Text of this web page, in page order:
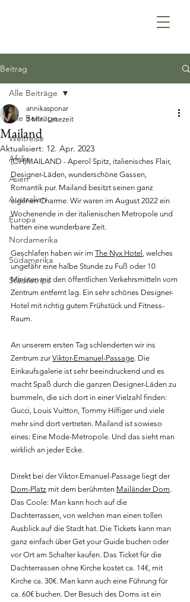
Beitrag
Alle Beiträge
Weltreise
Afrika
Asien
Australien
Europa
Nordamerika
Südamerika
Städtetrips
Alle Beiträge
Mailand
annikasponar
3 Min. Lesezeit
Aktualisiert: 12. Apr. 2023
(OH)MAILAND - Aperol Spitz, italienisches Flair,
Designer-Läden, wunderschöne Gassen,
Romantik pur. Mailand besitzt seinen ganz
eigenen Charme. Wir waren im August 2022 ein
Wochenende in der italienischen Metropole und
hatten eine wunderbare Zeit.
Geschlafen haben wir im The Nyx Hotel , welches
ungefähr eine halbe Stunde zu Fuß oder 10
Minuten mit den öffentlichen Verkehrsmitteln vom
Zentrum entfernt lag. Ein sehr schönes Designer-
Hotel mit richtig gutem Frühstück und Fitness-
Raum.
An unserem ersten Tag schlenderten wir ins
Zentrum zur Viktor-Emanuel-Passage. Die
Einkaufsgalerie ist sehr beeindruckend und es
macht Spaß durch die ganzen Designer-Läden zu
bummeln, die sich dort in einer Vielzahl finden:
Gucci, Louis Vuitton, Tommy Hilfiger und viele
mehr sind dort vertreten. Mailand ist sowieso
eines: Eine Mode-Metropole. Und das sieht man
wirklich an jeder Ecke.
Direkt bei der Viktor-Emanuel-Passage liegt der
Dom-Platz mit dem berühmten Mailänder Dom.
Das Coole: Man kann hoch auf die
Dachterrassen, von welchen man einen tollen
Ausblick auf die Stadt hat. Die Tickets kann man
ganz einfach über Get your Guide buchen oder
vor Ort am Schalter kaufen. Das Ticket für die
Dachterrassen ohne Kirche kostet ca. 14€, mit
Kirche ca. 30€. Man kann auch eine Führung für
ca. 60€ buchen. Der Besuch des Doms ist ein